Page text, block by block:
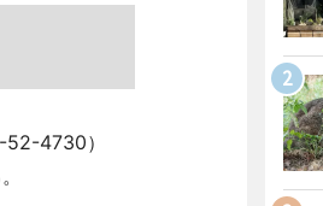
4730）